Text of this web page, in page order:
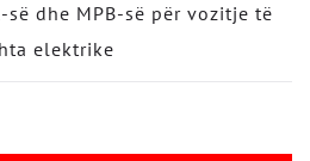
së dhe MPB-së për vozitje të
elektrike